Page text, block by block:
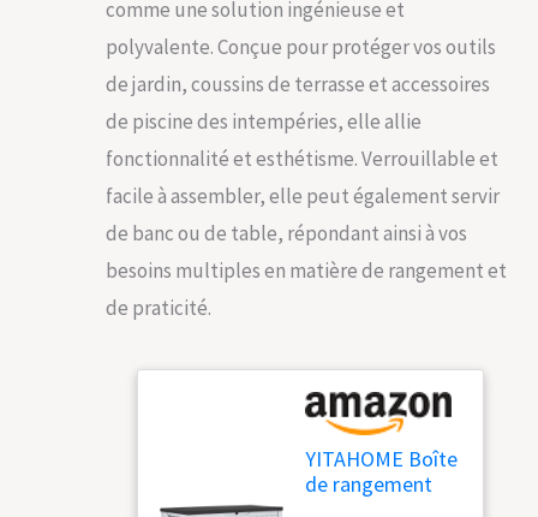
comme une solution ingénieuse et
polyvalente. Conçue pour protéger vos outils
de jardin, coussins de terrasse et accessoires
de piscine des intempéries, elle allie
fonctionnalité et esthétisme. Verrouillable et
facile à assembler, elle peut également servir
de banc ou de table, répondant ainsi à vos
besoins multiples en matière de rangement et
de praticité.
YITAHOME Boîte
de rangement